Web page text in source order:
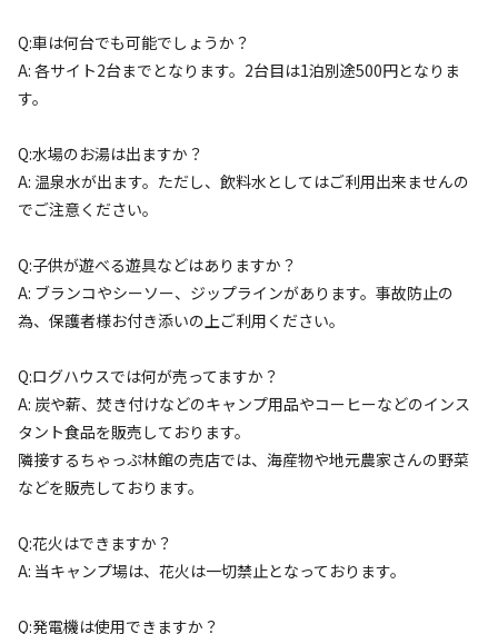
Q:車は何台でも可能でしょうか？
A: 各サイト2台までとなります。2台目は1泊別途500円となりま
す。
Q:水場のお湯は出ますか？
A: 温泉水が出ます。ただし、飲料水としてはご利用出来ませんの
でご注意ください。
Q:子供が遊べる遊具などはありますか？
A: ブランコやシーソー、ジップラインがあります。事故防止の
為、保護者様お付き添いの上ご利用ください。
Q:ログハウスでは何が売ってますか？
A: 炭や薪、焚き付けなどのキャンプ用品やコーヒーなどのインス
タント食品を販売しております。
隣接するちゃっぷ林館の売店では、海産物や地元農家さんの野菜
などを販売しております。
Q:花火はできますか？
A: 当キャンプ場は、花火は一切禁止となっております。
Q:発電機は使用できますか？
★オートサイト 【定員5名・車両乗り入れ
可】
AC電
源
車両乗り
入れ
たき
火
地面: 芝生
※利用日、人数によって変動する場合があります。
詳細・空き確認
クチコミ（2件）
総合評価
自然・環境・雰囲気
管理
アクセスのよさ